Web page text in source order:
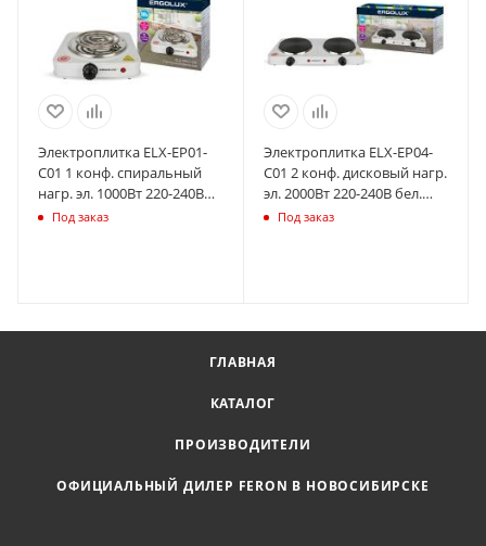
Электроплитка ELX-EP01-
C01 1 конф. спиральный
нагр. эл. 1000Вт 220-240В
бел. Ergolux 13436
Под заказ
Электроплитка ELX-EP04-
C01 2 конф. дисковый нагр.
эл. 2000Вт 220-240В бел.
Ergolux 13439
Под заказ
ГЛАВНАЯ
КАТАЛОГ
ПРОИЗВОДИТЕЛИ
ОФИЦИАЛЬНЫЙ ДИЛЕР FERON В НОВОСИБИРСКЕ